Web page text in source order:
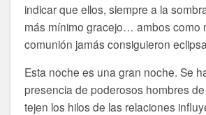
indicar que ellos, siempre a la
más mínimo gracejo… ambos como
comunión jamás consiguieron
Esta noche es una gran noche. Se
presencia de poderosos hombres
tejen los hilos de las relaciones